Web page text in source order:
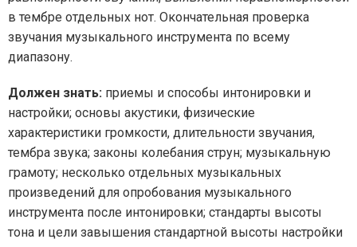
в тембре отдельных нот. Окончательная проверка
звучания музыкального инструмента по всему
диапазону.
Должен знать: приемы и способы интонировки и
настройки; основы акустики, физические
характеристики громкости, длительности звучания,
тембра звука; законы колебания струн; музыкальную
грамоту; несколько отдельных музыкальных
произведений для опробования музыкального
инструмента после интонировки; стандарты высоты
тона и цели завышения стандартной высоты настройки